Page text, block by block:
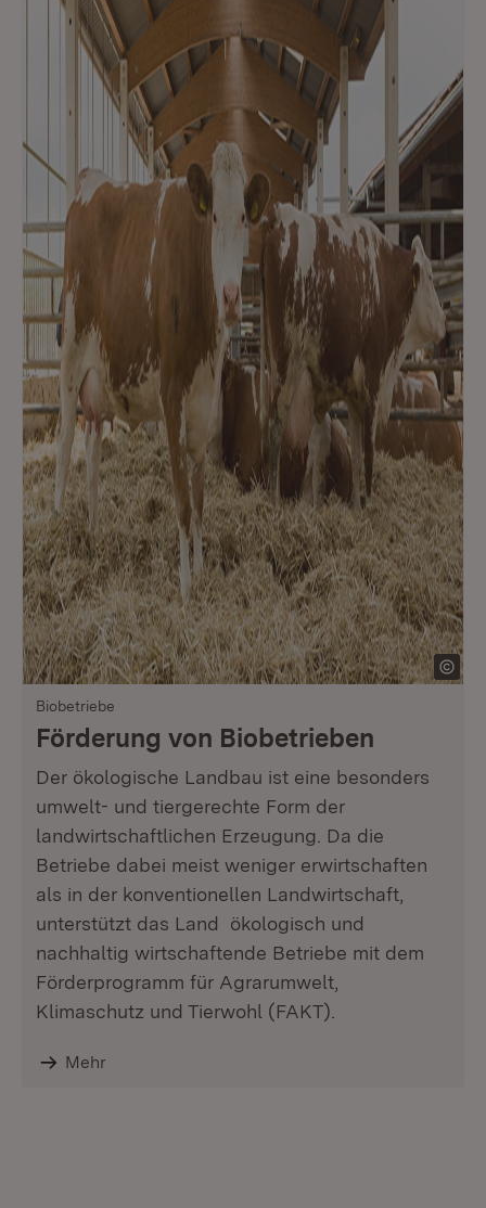
Biobetriebe
Förderung von Biobetrieben
Der ökologische Landbau ist eine besonders
umwelt- und tiergerechte Form der
landwirtschaftlichen Erzeugung. Da die
Betriebe dabei meist weniger erwirtschaften
als in der konventionellen Landwirtschaft,
unterstützt das Land ökologisch und
nachhaltig wirtschaftende Betriebe mit dem
Förderprogramm für Agrarumwelt,
Klimaschutz und Tierwohl (FAKT).
Mehr